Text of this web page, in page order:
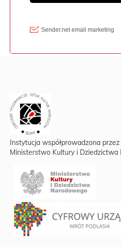
Instytucja współprowadzona przez
Ministerstwo Kultury i Dziedzictwa